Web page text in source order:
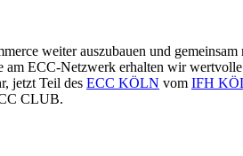
weiter auszubauen und
ECC-Netzwerk erhalten wir
jetzt Teil des ECC KÖLN vom IFH
CLUB.